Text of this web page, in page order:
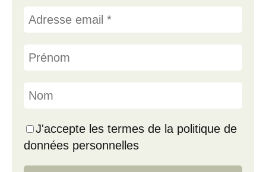
J'accepte les termes de la politique de
données personnelles